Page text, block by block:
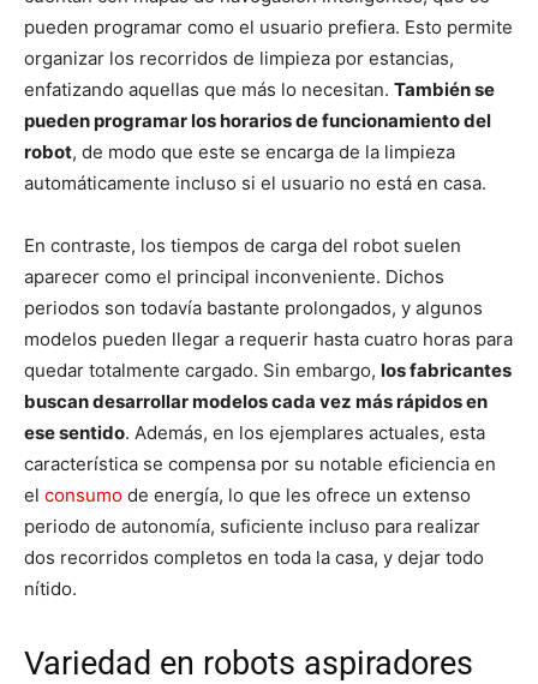
pueden programar como el usuario prefiera. Esto permite
organizar los recorridos de limpieza por estancias,
enfatizando aquellas que más lo necesitan. También se
pueden programar los horarios de funcionamiento del
robot, de modo que este se encarga de la limpieza
automáticamente incluso si el usuario no está en casa.
En contraste, los tiempos de carga del robot suelen
aparecer como el principal inconveniente. Dichos
periodos son todavía bastante prolongados, y algunos
modelos pueden llegar a requerir hasta cuatro horas para
quedar totalmente cargado. Sin embargo, los fabricantes
buscan desarrollar modelos cada vez más rápidos en
ese sentido. Además, en los ejemplares actuales, esta
característica se compensa por su notable eficiencia en
el consumo de energía, lo que les ofrece un extenso
periodo de autonomía, suficiente incluso para realizar
dos recorridos completos en toda la casa, y dejar todo
nítido.
Variedad en robots aspiradores